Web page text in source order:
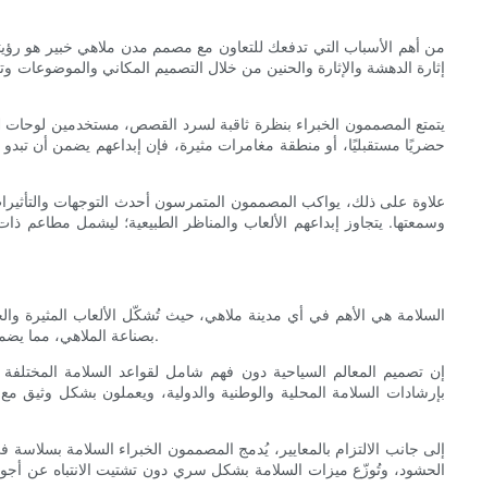
من أهم الأسباب التي تدفعك للتعاون مع مصمم مدن ملاهي خبير هو
إثارة الدهشة والإثارة والحنين من خلال التصميم المكاني
يتمتع المصممون الخبراء بنظرة ثاقبة لسرد القصص، مستخدمين لوحات
حضريًا مستقبليًا، أو منطقة مغامرات مثيرة، فإن إبداعهم يضمن أن
علاوة على ذلك، يواكب المصممون المتمرسون أحدث التوجهات
وسمعتها. يتجاوز إبداعهم الألعاب والمناظر الطبيعية؛ ليشمل
السلامة هي الأهم في أي مدينة ملاهي، حيث تُشكّل الألعاب المثيرة
بصناعة الملاهي، مما يضمن أن مشروعكم يُقلّل المخاطر مع تحقيق أقصى قدر من المتعة. تُوفّر هذه الخبرة راحة البال لمالكي المدن الترفيهية ومشغليها وزوارها على حدٍ سواء.
إن تصميم المعالم السياحية دون فهم شامل لقواعد السلامة
بإرشادات السلامة المحلية والوطنية والدولية، ويعملون بشكل
إلى جانب الالتزام بالمعايير، يُدمج المصممون الخبراء السلامة
الحشود، وتُوزّع ميزات السلامة بشكل سري دون تشتيت الانتباه عن